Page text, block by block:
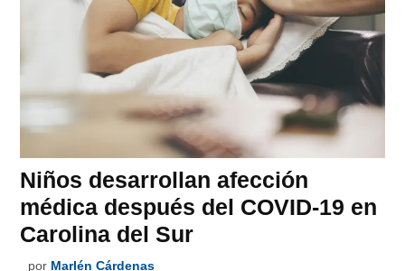
Niños desarrollan afección
médica después del COVID-19 en
Carolina del Sur
por Marlén Cárdenas